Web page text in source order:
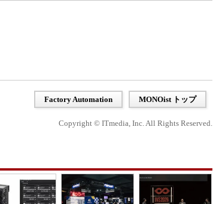
Factory Automation MONOist トップ
Copyright © ITmedia, Inc. All Rights Reserved.